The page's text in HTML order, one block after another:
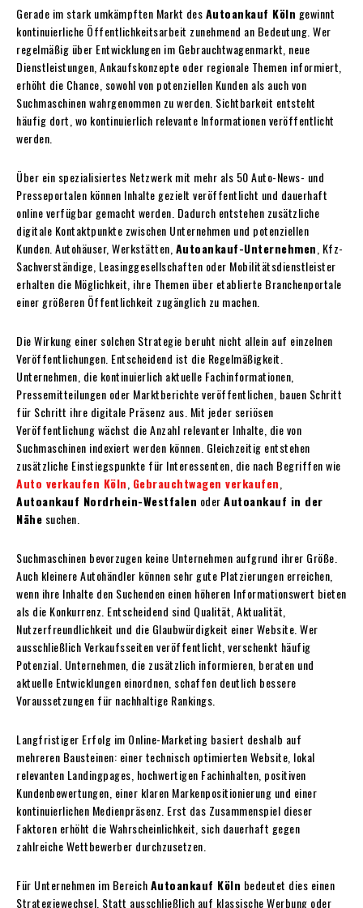
Gerade im stark umkämpften Markt desAutoankauf Köln gewinnt
kontinuierliche Öffentlichkeitsarbeit zunehmend an Bedeutung. Wer
regelmäßig über Entwicklungen im Gebrauchtwagenmarkt, neue
Dienstleistungen, Ankaufskonzepte oder regionale Themen informiert,
erhöht die Chance, sowohl von potenziellen Kunden als auch von
Suchmaschinen wahrgenommen zu werden. Sichtbarkeit entsteht
häufig dort, wo kontinuierlich relevante Informationen veröffentlicht
werden.
Über ein spezialisiertes Netzwerk mit mehr als 50 Auto-News- und
Presseportalen können Inhalte gezielt veröffentlicht und dauerhaft
online verfügbar gemacht werden. Dadurch entstehen zusätzliche
digitale Kontaktpunkte zwischen Unternehmen und potenziellen
Kunden. Autohäuser, Werkstätten,Autoankauf-Unternehmen, Kfz-
Sachverständige, Leasinggesellschaften oder Mobilitätsdienstleister
erhalten die Möglichkeit, ihre Themen über etablierte Branchenportale
einer größeren Öffentlichkeit zugänglich zu machen.
Die Wirkung einer solchen Strategie beruht nicht allein auf einzelnen
Veröffentlichungen. Entscheidend ist die Regelmäßigkeit.
Unternehmen, die kontinuierlich aktuelle Fachinformationen,
Pressemitteilungen oder Marktberichte veröffentlichen, bauen Schritt
für Schritt ihre digitale Präsenz aus. Mit jeder seriösen
Veröffentlichung wächst die Anzahl relevanter Inhalte, die von
Suchmaschinen indexiert werden können. Gleichzeitig entstehen
zusätzliche Einstiegspunkte für Interessenten, die nach Begriffen wie
Auto verkaufen Köln, Gebrauchtwagen verkaufen,
Autoankauf Nordrhein-Westfalen oderAutoankauf in der
Nähe suchen.
Suchmaschinen bevorzugen keine Unternehmen aufgrund ihrer Größe.
Auch kleinere Autohändler können sehr gute Platzierungen erreichen,
wenn ihre Inhalte den Suchenden einen höheren Informationswert bieten
als die Konkurrenz. Entscheidend sind Qualität, Aktualität,
Nutzerfreundlichkeit und die Glaubwürdigkeit einer Website. Wer
ausschließlich Verkaufsseiten veröffentlicht, verschenkt häufig
Potenzial. Unternehmen, die zusätzlich informieren, beraten und
aktuelle Entwicklungen einordnen, schaffen deutlich bessere
Voraussetzungen für nachhaltige Rankings.
Langfristiger Erfolg im Online-Marketing basiert deshalb auf
mehreren Bausteinen: einer technisch optimierten Website, lokal
relevanten Landingpages, hochwertigen Fachinhalten, positiven
Kundenbewertungen, einer klaren Markenpositionierung und einer
kontinuierlichen Medienpräsenz. Erst das Zusammenspiel dieser
Faktoren erhöht die Wahrscheinlichkeit, sich dauerhaft gegen
zahlreiche Wettbewerber durchzusetzen.
Für Unternehmen im BereichAutoankauf Köln bedeutet dies einen
Strategiewechsel. Statt ausschließlich auf klassische Werbung oder